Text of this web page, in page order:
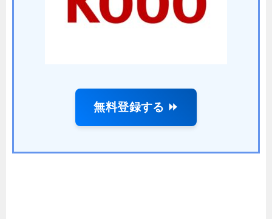
無料登録する ⏩